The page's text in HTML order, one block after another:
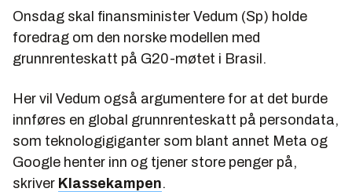
Onsdag skal finansminister Vedum (Sp) holde
foredrag om den norske modellen med
grunnrenteskatt på G20-møtet i Brasil.
Her vil Vedum også argumentere for at det burde
innføres en global grunnrenteskatt på persondata,
som teknologigiganter som blant annet Meta og
Google henter inn og tjener store penger på,
skriver Klassekampen.